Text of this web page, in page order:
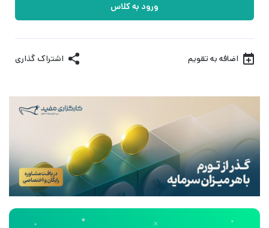
ورود به کلاس
اضافه به تقویم اشتراک گذاری